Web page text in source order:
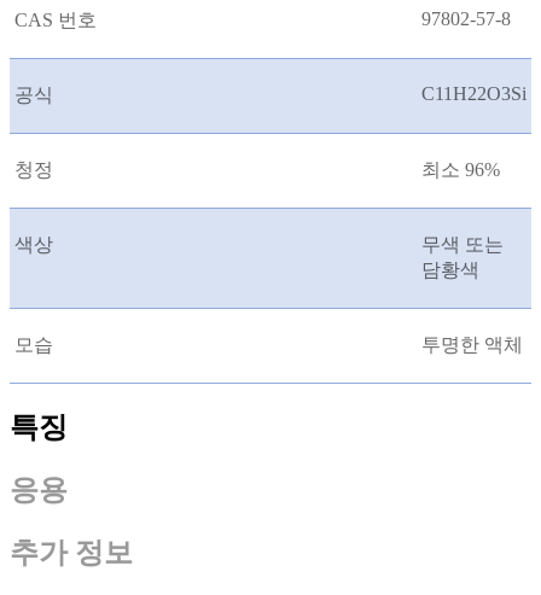
CAS 번호 97802-57-8
공식 C11H22O3Si
청정 최소 96%
색상
무색 또는
담황색
모습 투명한 액체
특징
응용
추가 정보